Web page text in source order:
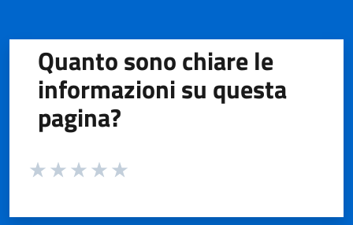
Quanto sono chiare le
informazioni su questa
pagina?
Valuta da 1 a 5 stelle la pagina